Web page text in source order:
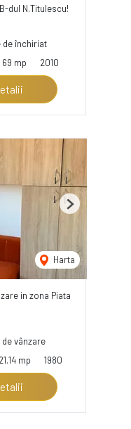
dul N.Titulescu!
de închiriat
69 mp 2010
Harta
Next
in zona Piata
vânzare
21.14 mp 1980